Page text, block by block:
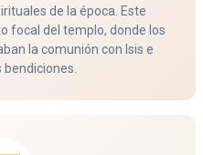
de la época. Este
focal del templo, donde los
la comunión con Isis e